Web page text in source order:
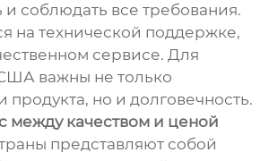
и соблюдать все требования.
на технической поддержке,
сервисе. Для
важны не только
продукта, но и долговечность.
между качеством и ценой
представляют собой